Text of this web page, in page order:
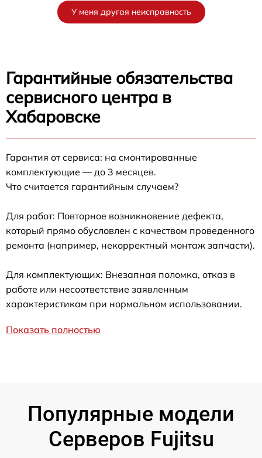
У меня другая неисправность
Гарантийные обязательства
сервисного центра в
Хабаровске
Гарантия от сервиса: на смонтированные
комплектующие — до 3 месяцев.
Что считается гарантийным случаем?
Для работ: Повторное возникновение дефекта,
который прямо обусловлен с качеством проведенного
ремонта (например, некорректный монтаж запчасти).
Для комплектующих: Внезапная поломка, отказ в
работе или несоответствие заявленным
характеристикам при нормальном использовании.
Показать полностью
Популярные модели
Серверов Fujitsu